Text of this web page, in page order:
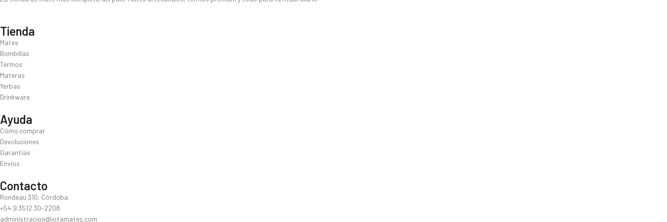
Tienda
Mates
Bombillas
Termos
Materas
Yerbas
Drinkware
Ayuda
Cómo comprar
Devoluciones
Garantías
Envíos
Contacto
Rondeau 310, Córdoba
+54 9 3512 30-2208
administracion@jotamates.com